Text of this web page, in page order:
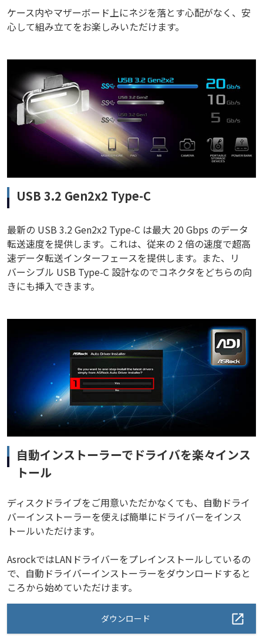
ケース内やマザーボード上にネジを落とす心配がなく、安
心して組み立てをお楽しみいただけます。
USB 3.2 Gen2x2 Type-C
最新の USB 3.2 Gen2x2 Type-C は最大 20 Gbps のデータ
転送速度を提供します。これは、従来の 2 倍の速度で超高
速データ転送インターフェースを提供します。また、リ
バーシブル USB Type-C 設計なのでコネクタをどちらの向
きにも挿入できます。
自動インストーラーでドライバを楽々インス
トール
ディスクドライブをご用意いただかなくても、自動ドライ
バーインストーラーを使えば簡単にドライバーをインス
トールいただけます。
AsrockではLANドライバーをプレインストールしているの
で、自動ドライバーインストーラーをダウンロードすると
ころから始めていただけます。
ダウンロード